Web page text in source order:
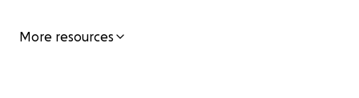
More resources